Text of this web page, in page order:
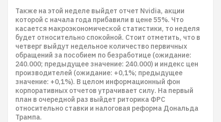
Также на этой неделе выйдет отчет Nvidia, акции
которой с начала года прибавили в цене 55%. Что
касается макроэкономической статистики, то неделя
будет относительно спокойной. Стоит отметить, что в
четверг выйдут недельное количество первичных
обращений за пособием по безработице (ожидание:
240.000; предыдущее значение: 240.000) и индекс цен
производителей (ожидание: +0,1%; предыдущее
значение: +0,1%). В целом информационный фон
корпоративных отчетов утрачивает силу. На первый
план в очередной раз выйдет риторика ФРС
относительно ставки и налоговая реформа Дональда
Трампа.